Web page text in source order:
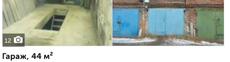
12
Гараж, 44 м²